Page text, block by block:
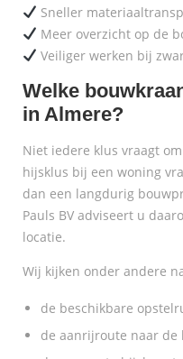
Sneller
Meer overzicht op de
Veiliger werken bij
Welke
in Almere?
Niet iedere klus vraagt
hijsklus bij een woning
dan een langdurig
Pauls BV adviseert u
locatie.
Wij kijken onder andere
de beschikbare
de aanrijroute naar de